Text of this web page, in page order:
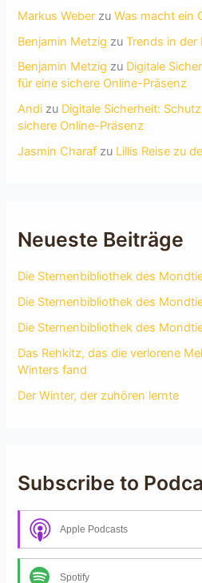
Markus Weber zuWas macht ein
Benjamin Metzig zuTrends in
Benjamin Metzig zu Digitale
für eine sichere Online-Präsenz
Andi zu Digitale Sicherheit:
sichere Online-Präsenz
Jasmin Charaf zu Lillis Reise zu
Neueste Beiträge
Die Sternenbibliothek des
Die Sternenbibliothek des
Die Sternenbibliothek des
Das Rehkitz, das die verlorene
Winters fand
Der Winter, der zuhören lernte
Subscribe to
Apple Podcasts
Spotify